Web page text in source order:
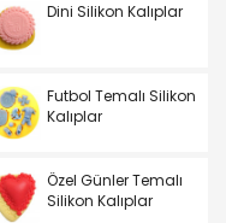
Dini Silikon Kalıplar
Futbol Temalı Silikon
Kalıplar
Özel Günler Temalı
Silikon Kalıplar